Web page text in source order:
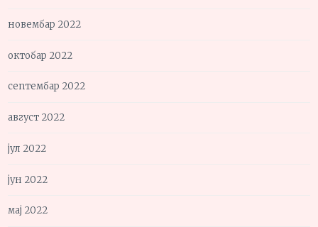
новембар 2022
октобар 2022
септембар 2022
август 2022
јул 2022
јун 2022
мај 2022